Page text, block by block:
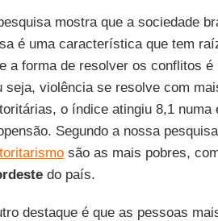
mostra que a sociedade
é uma característica que tem
a forma de resolver os conflitos
seja, violência se resolve com
o índice atingiu 8,1
Segundo a nossa
são as mais pobres,
do país.
destaque é que as pessoas